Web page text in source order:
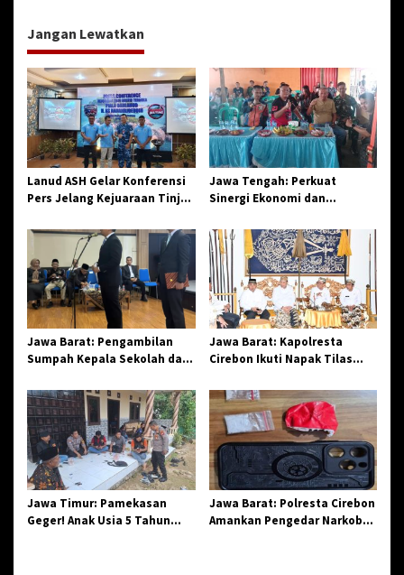
g
a
s
i
p
o
s
Jangan Lewatkan
Lanud ASH Gelar Konferensi
Pers Jelang Kejuaraan Tinju
2026
Jawa Tengah: Perkuat
Sinergi Ekonomi dan
Jangkar Gelar Halal Bi Halal
di Losari
Jawa Barat: Pengambilan
Sumpah Kepala Sekolah dan
Penegasan Integritas
Aparatur Pendidikan dan
Birokrasi
Jawa Barat: Kapolresta
Cirebon Ikuti Napak Tilas
Sinergi dan Pelestarian
Sejarah
Jawa Timur: Pamekasan
Geger! Anak Usia 5 Tahun
Jawa Barat: Polresta Cirebon
Amankan Pengedar Narkoba